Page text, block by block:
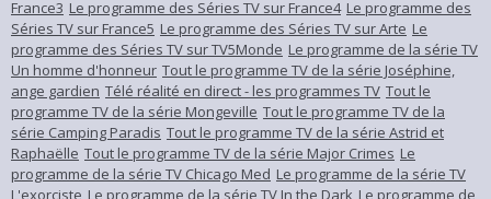
France3 Le programme des Séries TV sur France4 Le programme des
Séries TV sur France5 Le programme des Séries TV sur Arte Le
programme des Séries TV sur TV5Monde Le programme de la série TV
Un homme d'honneur Tout le programme TV de la série Joséphine,
ange gardien Télé réalité en direct - les programmes TV Tout le
programme TV de la série Mongeville Tout le programme TV de la
série Camping Paradis Tout le programme TV de la série Astrid et
Raphaëlle Tout le programme TV de la série Major Crimes Le
programme de la série TV Chicago Med Le programme de la série TV
L'exorciste Le programme de la série TV In the Dark Le programme de